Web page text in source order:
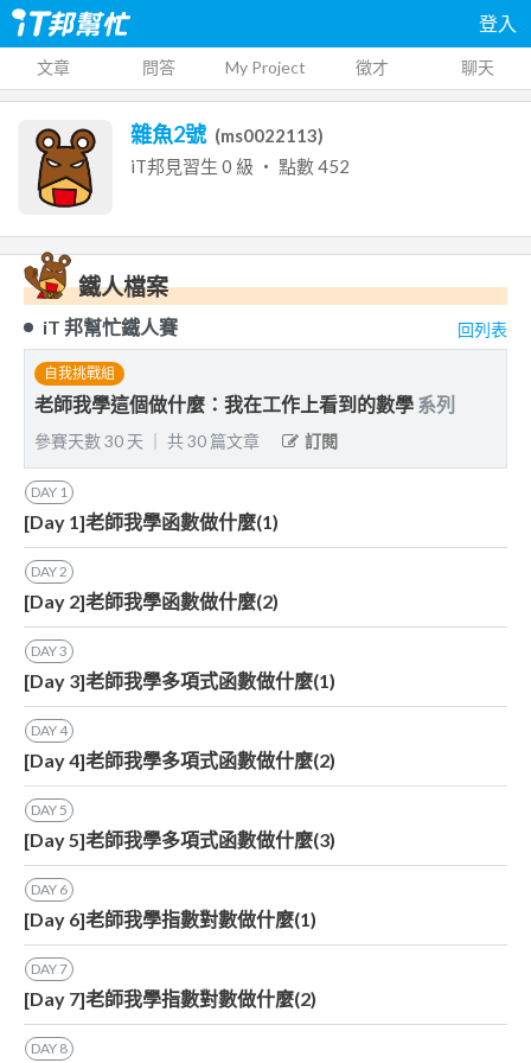
登入
文章 問答 My Project 徵才 聊天
雜魚2號 (ms0022113)
iT邦見習生 0 級 ‧ 點數452
鐵人檔案
iT 邦幫忙鐵人賽 回列表
自我挑戰組
老師我學這個做什麼：我在工作上看到的數學 系列
參賽天數30 天 共30 篇文章 訂閱
DAY 1
[Day 1]老師我學函數做什麼(1)
DAY2
[Day 2]老師我學函數做什麼(2)
DAY3
[Day 3]老師我學多項式函數做什麼(1)
DAY4
[Day 4]老師我學多項式函數做什麼(2)
DAY5
[Day 5]老師我學多項式函數做什麼(3)
DAY 6
[Day 6]老師我學指數對數做什麼(1)
DAY7
[Day 7]老師我學指數對數做什麼(2)
DAY 8